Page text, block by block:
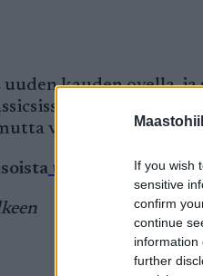
If you wish
sensitive
confirm
continue
information
further
uuden kauden ovella,
Huomenna
vielä tässä
tästä.